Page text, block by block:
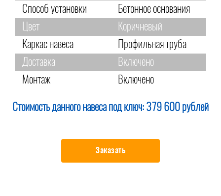
Способ установки
Бетонное основания
Цвет
Коричневый
Каркас навеса
Профильная труба
Доставка
Включено
Монтаж
Включено
Стоимость данного навеса под ключ: 379 600 рублей
Заказать